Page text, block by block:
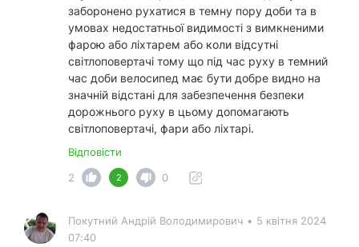
заборонено рухатися в темну пору доби та в
умовах недостатньої видимості з вимкненими
фарою або ліхтарем або коли відсутні
світлоповертачі тому що під час руху в темний
час доби велосипед має бути добре видно на
значній відстані для забезпечення безпеки
дорожнього руху в цьому допомагають
світлоповертачі, фари або ліхтарі.
Відповісти
2
2 0
Покутний Андрiй Володимирович • 5 квітня 2024
07:40